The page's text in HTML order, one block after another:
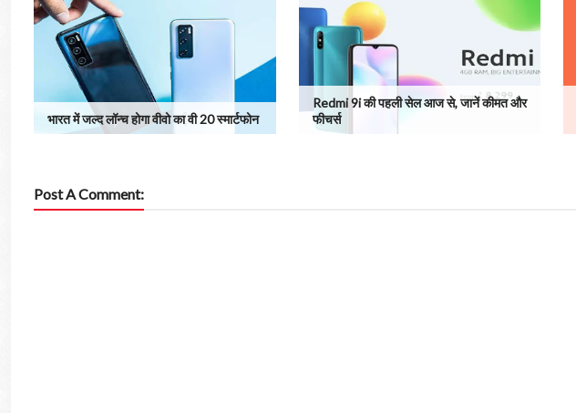
भारत में जल्द लॉन्च होगा वीवो का वी 20 स्मार्टफोन
Redmi 9i की पहली सेल आज से, जानें कीमत और
फीचर्स
Post A Comment: